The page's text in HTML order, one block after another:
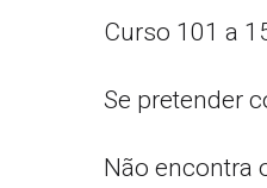
Curso 101 a
Se pretender
Não encontra